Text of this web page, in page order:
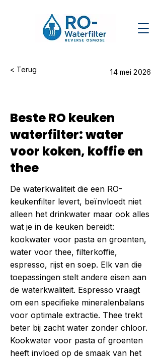
< Terug 14 mei 2026
Beste RO keuken
waterfilter: water
voor koken, koffie en
thee
De waterkwaliteit die een RO-
keukenfilter levert, beïnvloedt niet
alleen het drinkwater maar ook alles
wat je in de keuken bereidt:
kookwater voor pasta en groenten,
water voor thee, filterkoffie,
espresso, rijst en soep. Elk van die
toepassingen stelt andere eisen aan
de waterkwaliteit. Espresso vraagt
om een specifieke mineralenbalans
voor optimale extractie. Thee trekt
beter bij zacht water zonder chloor.
Kookwater voor pasta of groenten
heeft invloed op de smaak van het